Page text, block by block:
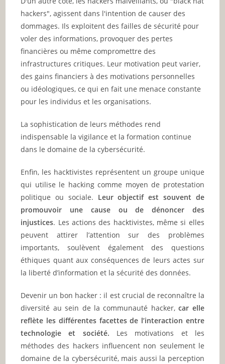
hackers", agissent dans l'intention de causer des
dommages. Ils exploitent des failles de sécurité pour
voler des informations, provoquer des pertes
financières ou même compromettre des
infrastructures critiques. Leur motivation peut varier,
des gains financiers à des motivations personnelles
ou idéologiques, ce qui en fait une menace constante
pour les individus et les organisations.
La sophistication de leurs méthodes rend
indispensable la vigilance et la formation continue
dans le domaine de la cybersécurité.
Enfin, les hacktivistes représentent un groupe unique
qui utilise le hacking comme moyen de protestation
politique ou sociale. Leur objectif est souvent de
promouvoir une cause ou de dénoncer des
injustices. Les actions des hacktivistes, même si elles
peuvent attirer l’attention sur des problèmes
importants, soulèvent également des questions
éthiques quant aux conséquences de leurs actes sur
la liberté d’information et la sécurité des données.
Devenir un bon hacker : il est crucial de reconnaître la
diversité au sein de la communauté hacker,car elle
reflète les différentes facettes de l’interaction entre
technologie et société. Les motivations et les
méthodes des hackers influencent non seulement le
domaine de la cybersécurité, mais aussi la perception